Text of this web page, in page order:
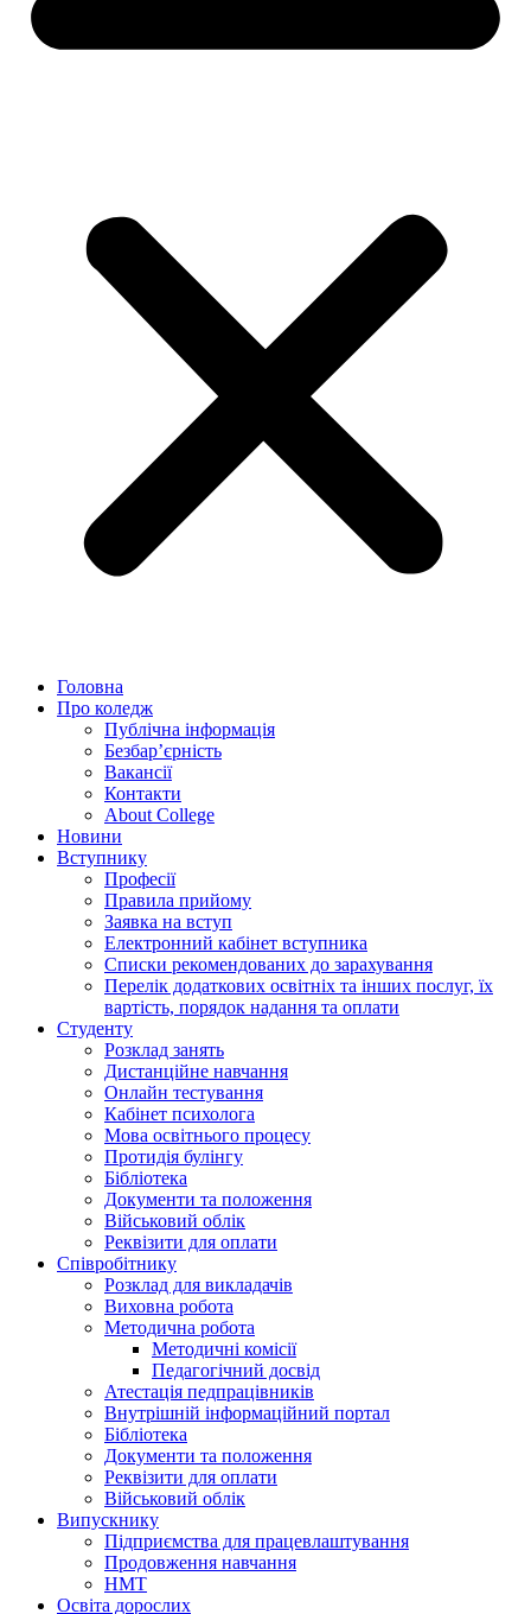
Головна
Про коледж
Публічна інформація
Безбар’єрність
Вакансії
Контакти
About College
Новини
Вступнику
Професії
Правила прийому
Заявка на вступ
Електронний кабінет вступника
Списки рекомендованих до зарахування
Перелік додаткових освітніх та інших послуг, їх
вартість, порядок надання та оплати
Студенту
Розклад занять
Дистанційне навчання
Онлайн тестування
Кабінет психолога
Мова освітнього процесу
Протидія булінгу
Бібліотека
Документи та положення
Військовий облік
Реквізити для оплати
Співробітнику
Розклад для викладачів
Виховна робота
Методична робота
Методичні комісії
Педагогічний досвід
Атестація педпрацівників
Внутрішній інформаційний портал
Бібліотека
Документи та положення
Реквізити для оплати
Військовий облік
Випускнику
Підприємства для працевлаштування
Продовження навчання
НМТ
Освіта дорослих